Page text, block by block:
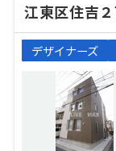
江東区住吉
デザイナーズ